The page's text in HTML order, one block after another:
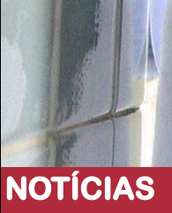
NOTÍCIAS